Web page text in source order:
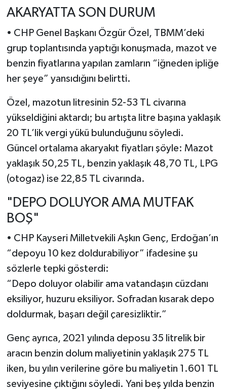
AKARYATTA SON DURUM
• CHP Genel Başkanı Özgür Özel, TBMM’deki
grup toplantısında yaptığı konuşmada, mazot ve
benzin fiyatlarına yapılan zamların “iğneden ipliğe
her şeye” yansıdığını belirtti.
Özel, mazotun litresinin 52-53 TL civarına
yükseldiğini aktardı; bu artışta litre başına yaklaşık
20 TL’lik vergi yükü bulunduğunu söyledi.
Güncel ortalama akaryakıt fiyatları şöyle: Mazot
yaklaşık 50,25 TL, benzin yaklaşık 48,70 TL, LPG
(otogaz) ise 22,85 TL civarında.
"DEPO DOLUYOR AMA MUTFAK
BOŞ"
• CHP Kayseri Milletvekili Aşkın Genç, Erdoğan’ın
“depoyu 10 kez doldurabiliyor” ifadesine şu
sözlerle tepki gösterdi:
“Depo doluyor olabilir ama vatandaşın cüzdanı
eksiliyor, huzuru eksiliyor. Sofradan kısarak depo
doldurmak, başarı değil çaresizliktir.”
Genç ayrıca, 2021 yılında deposu 35 litrelik bir
aracın benzin dolum maliyetinin yaklaşık 275 TL
iken, bu yılın verilerine göre bu maliyetin 1.601 TL
seviyesine çıktığını söyledi. Yani beş yılda benzin